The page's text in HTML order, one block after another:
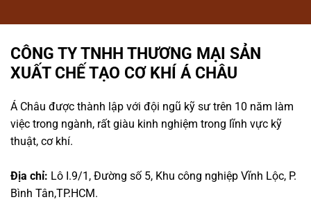
CÔNG TY TNHH THƯƠNG MẠI SẢN
XUẤT CHẾ TẠO CƠ KHÍ Á CHÂU
Á Châu được thành lập với đội ngũ kỹ sư trên 10 năm làm
việc trong ngành, rất giàu kinh nghiệm trong lĩnh vực kỹ
thuật, cơ khí.
Địa chỉ: Lô I.9/1, Đường số 5, Khu công nghiệp Vĩnh Lộc, P.
Bình Tân,TP.HCM.